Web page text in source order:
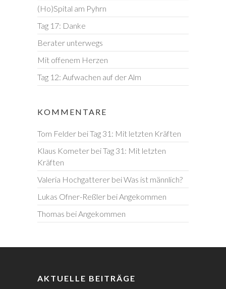
(Ho)Spital am Pyhrn
Tag 17: Danke
Berater unterwegs
Mit offenem Herzen
Tag 12: Aufwachen auf der Alm
KOMMENTARE
Tom Felder beiTag 31: Mit letzten Kräften
Klaus Kometer beiTag 31: Mit letzten
Kräften
Valeria Hochgatterer beiWas ist männlich?
Lukas Ofner-Reßler beiAngekommen
Thomas beiAngekommen
AKTUELLE BEITRÄGE